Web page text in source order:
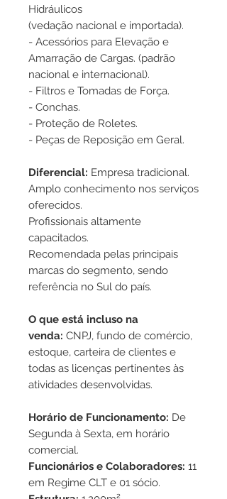
Hidráulicos
(vedação nacional e importada).
- Acessórios para Elevação e
Amarração de Cargas. (padrão
nacional e internacional).
- Filtros e Tomadas de Força.
- Conchas.
- Proteção de Roletes.
- Peças de Reposição em Geral.
Diferencial: Empresa tradicional.
Amplo conhecimento nos serviços
oferecidos.
Profissionais altamente
capacitados.
Recomendada pelas principais
marcas do segmento, sendo
referência no Sul do país.
O que está incluso na
venda: CNPJ, fundo de comércio,
estoque, carteira de clientes e
todas as licenças pertinentes às
atividades desenvolvidas.
Horário de Funcionamento: De
Segunda à Sexta, em horário
comercial.
Funcionários e Colaboradores: 11
em Regime CLT e 01 sócio.